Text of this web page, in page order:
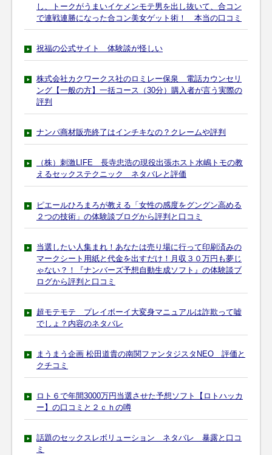
し、トークがうまいイケメンモテ男を出し抜いて、合コン
で連戦連勝になった合コン美女ゲット術！ 本当の口コミ
祝福の公式サイト 体験談が怪しい
株式会社カクワークス社のロミレー保泉 電話カウンセリ
ング【一般の方】一括コース（30分）購入者が言う実際の
評判
ナンパ商材販売終了はインチキなの？クレームや評判
（株）刺激LIFE 長寺忠浩の現役出張ホスト水嶋トモの教
えるセックステクニック ネタバレと評価
ピエールひろまろが教える「女性の感度をグングン高める
２つの技術」の体験談ブログから評判と口コミ
当選したい人集まれ！あなたは売り場に行って印刷済みの
マークシート用紙と代金を出すだけ！月収３０万円も夢じ
ゃない？！『ナンバーズ予想自動生成ソフト』の体験談ブ
ログから評判と口コミ
超モテモテ プレイボーイ大変身マニュアルは詐欺って嘘
でしょ？内容のネタバレ
まうまう企画 松田道貴の南関ファンタジスタNEO 評価と
クチコミ
ロト６で年間3000万円当選させた予想ソフト【ロトハッカ
ー】の口コミと２ｃｈの噂
話題のセックスレボリューション ネタバレ 暴露と口コ
ミ